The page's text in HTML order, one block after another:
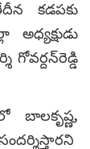
కడపకు
బాలకృష్ణ,